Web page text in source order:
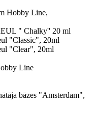
Hobby Line,
" Chalky'' 20 ml
"Classic", 20ml
"Clear", 20ml
Line
bāzes "Amsterdam",